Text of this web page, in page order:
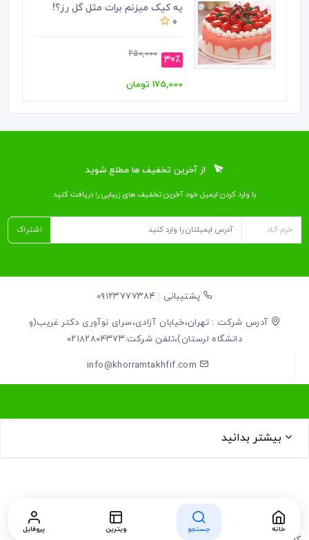
یه کیک میزنم برات مثل گل رز؟!
0
30٪ 250,000
175,000 تومان
از آخرین تخفیف ها مطلع شوید
با وارد کردن ایمیل خود آخرین تخفیف ‌های زیبایی را دریافت کنید
اشتراک
پشتیبانی : ۰۹۱۲۳۷۷۷۳۸۴
آدرس شرکت : تهران،خیابان آزادی،سرای نوآوری دکتر غریب(و
دانشگاه لرستان)،تلفن شرکت:۰۲۱۸۲۸۰۴۳۷۳
info@khorramtakhfif.com
بیشتر بدانید
خانه جستجو ویترین پروفایل